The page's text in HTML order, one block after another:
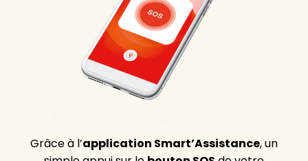
Grâce à l’application Smart’Assistance, un